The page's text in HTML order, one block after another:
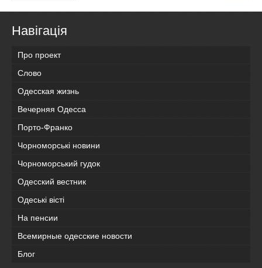
Навігація
Про проект
Слово
Одесская жизнь
Вечерняя Одесса
Порто-Франко
Чорноморські новини
Чорноморський гудок
Одесский вестник
Одеськi вiстi
На пенсии
Всемирные одесские новости
Блог